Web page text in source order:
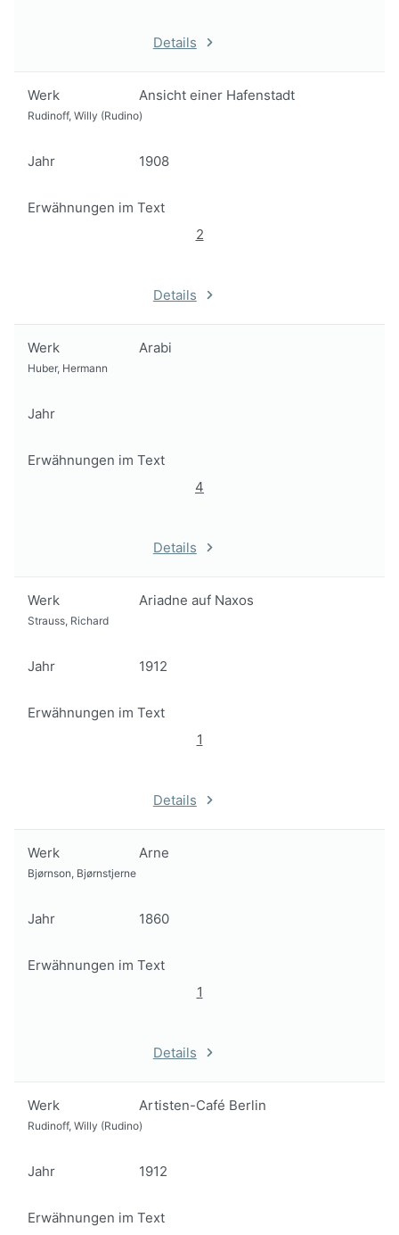
Details
Werk Ansicht einer Hafenstadt
Rudinoff, Willy (Rudino)
Jahr 1908
Erwähnungen im Text
2
Details
Werk Arabi
Huber, Hermann
Jahr
Erwähnungen im Text
4
Details
Werk Ariadne auf Naxos
Strauss, Richard
Jahr 1912
Erwähnungen im Text
1
Details
Werk Arne
Bjørnson, Bjørnstjerne
Jahr 1860
Erwähnungen im Text
1
Details
Werk Artisten-Café Berlin
Rudinoff, Willy (Rudino)
Jahr 1912
Erwähnungen im Text